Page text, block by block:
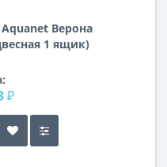
Верона
1 ящик)
₽